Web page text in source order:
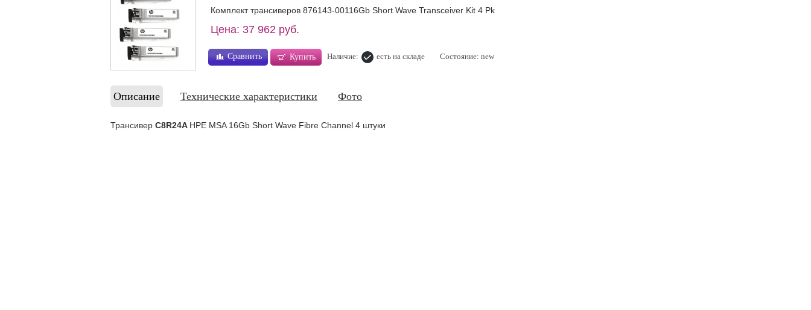
Комплект трансиверов 876143-00116Gb Short Wave Transceiver Kit 4 Pk
Цена: 37 962 руб.
Сравнить Купить Наличие: есть на складе Состояние: new
Описание Технические характеристики Фото
Трансивер C8R24A HPE MSA 16Gb Short Wave Fibre Channel 4 штуки